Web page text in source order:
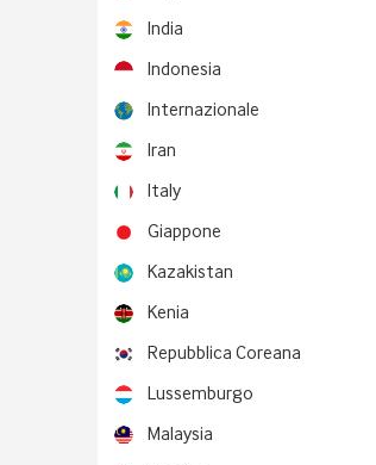
India
Indonesia
Internazionale
Iran
Italy
Giappone
Kazakistan
Kenia
Repubblica Coreana
Lussemburgo
Malaysia